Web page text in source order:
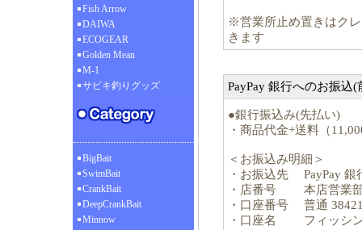
Fish Arrow
DAIWA
ECOGEAR
Golden Mean
M-1
サビキ釣りグッズ
BigBait
SwimBait
CrankBait
DeepCrankBait
Minnow
※営業所止め置きはク
きます
PayPay 銀行へのお振込(
●銀行振込み(先払い)
・商品代金+送料（
＜お振込み明細＞
・お振込先 PayPay 銀
・店番号 本店営業
・口座番号 普通
・口座名 フィッシン